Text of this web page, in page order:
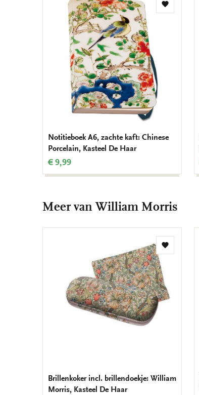
Toevoegen
Notitieboek A6, zachte kaft: Chinese
Porcelain, Kasteel De Haar
€ 9,99
Meer van William Morris
Toevoegen
Brillenkoker incl. brillendoekje: William
Morris, Kasteel De Haar